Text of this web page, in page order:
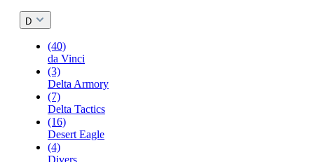
D
(40)
da Vinci
(3)
Delta Armory
(7)
Delta Tactics
(16)
Desert Eagle
(4)
Divers